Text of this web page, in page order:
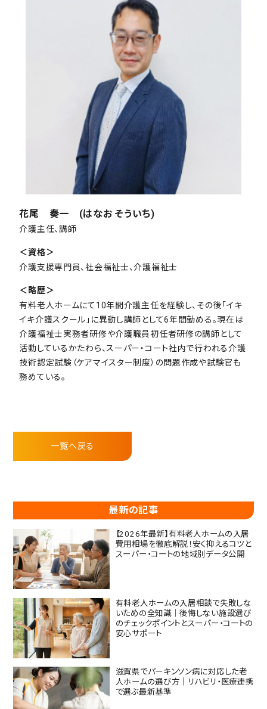
花尾 奏一 (はなお そういち)
介護主任、講師
＜資格＞
介護支援専門員、社会福祉士、介護福祉士
＜略歴＞
有料老人ホームにて10年間介護主任を経験し、その後「イキ
イキ介護スクール」に異動し講師として6年間勤める。現在は
介護福祉士実務者研修や介護職員初任者研修の講師として
活動しているかたわら、スーパー・コート社内で行われる介護
技術認定試験（ケアマイスター制度）の問題作成や試験官も
務めている。
一覧へ戻る
最新の記事
【2026年最新】有料老人ホームの入居
費用相場を徹底解説！安く抑えるコツと
スーパー・コートの地域別データ公開
有料老人ホームの入居相談で失敗しな
いための全知識｜後悔しない施設選び
のチェックポイントとスーパー・コートの
安心サポート
滋賀県でパーキンソン病に対応した老
人ホームの選び方｜リハビリ・医療連携
で選ぶ最新基準